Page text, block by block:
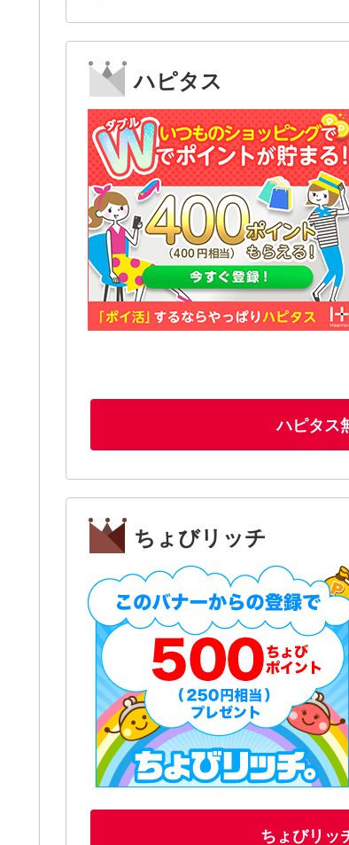
ハピタス
ハピタス
ちょびリッチ
ちょびリッ